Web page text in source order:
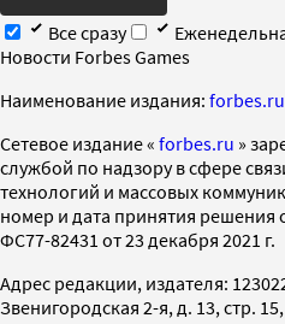
Все сразу
Новости Forbes Games
Наименование издания: forbes.ru
Cетевое издание « forbes.ru »
службой по надзору в сфере
технологий и массовых
номер и дата принятия решения
ФС77-82431 от 23 декабря 2021 г.
Адрес редакции, издателя:
Звенигородская 2-я, д. 13, стр.